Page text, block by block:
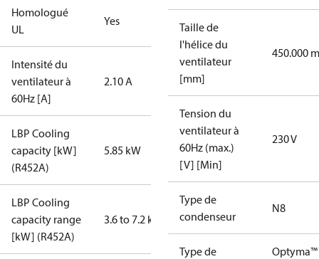
Homologué
UL
Yes
Intensité du
ventilateur à
60Hz [A]
2.10 A
LBP Cooling
capacity [kW]
(R452A)
5.85 kW
LBP Cooling
capacity range
[kW] (R452A)
3.6 to 7.2 kW
Taille de
l'hélice du
ventilateur
[mm]
450.000
Tension du
ventilateur à
60Hz (max.)
[V] [Min]
230 V
Type de
condenseur
N8
Type de
Optyma™